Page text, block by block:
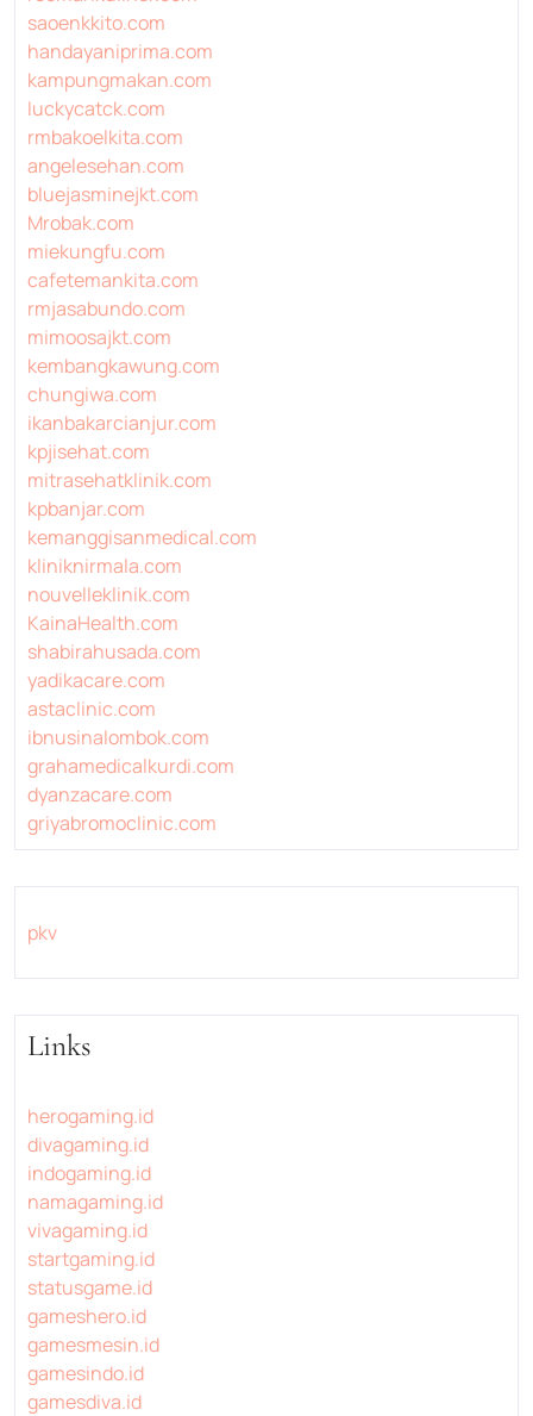
saoenkkito.com
handayaniprima.com
kampungmakan.com
luckycatck.com
rmbakoelkita.com
angelesehan.com
bluejasminejkt.com
Mrobak.com
miekungfu.com
cafetemankita.com
rmjasabundo.com
mimoosajkt.com
kembangkawung.com
chungiwa.com
ikanbakarcianjur.com
kpjisehat.com
mitrasehatklinik.com
kpbanjar.com
kemanggisanmedical.com
kliniknirmala.com
nouvelleklinik.com
KainaHealth.com
shabirahusada.com
yadikacare.com
astaclinic.com
ibnusinalombok.com
grahamedicalkurdi.com
dyanzacare.com
griyabromoclinic.com
pkv
Links
herogaming.id
divagaming.id
indogaming.id
namagaming.id
vivagaming.id
startgaming.id
statusgame.id
gameshero.id
gamesmesin.id
gamesindo.id
gamesdiva.id